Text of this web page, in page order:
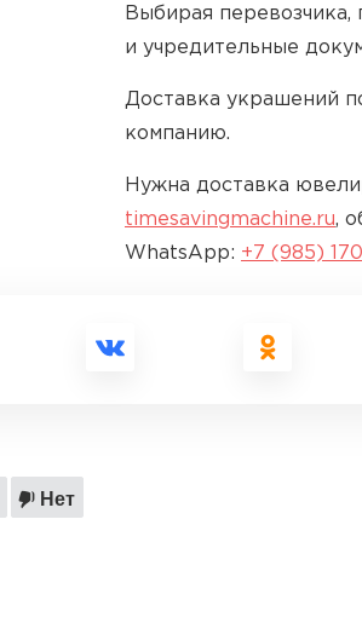
Выбирая
и учредительные
Доставка украшений
компанию.
Нужна доставка
timesavingmachine.ru,
WhatsApp: +7 (985)
Нет